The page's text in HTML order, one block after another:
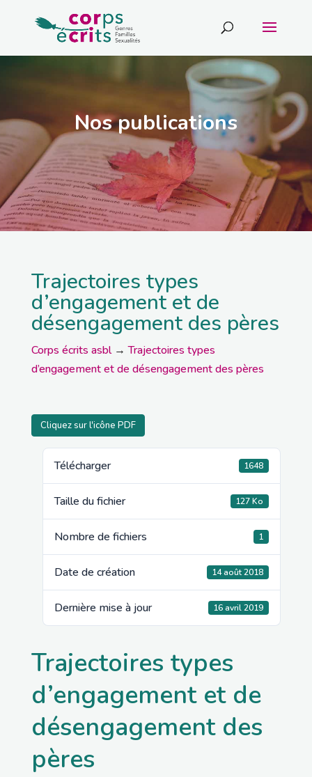
Nos publications
Trajectoires types
d’engagement et de
désengagement des pères
Corps écrits asbl→Trajectoires types
d’engagement et de désengagement des pères
Cliquez sur l'icône PDF
Télécharger 1648
Taille du fichier 127 Ko
Nombre de fichiers 1
Date de création 14 août 2018
Dernière mise à jour 16 avril 2019
Trajectoires types
d’engagement et de
désengagement des
pères